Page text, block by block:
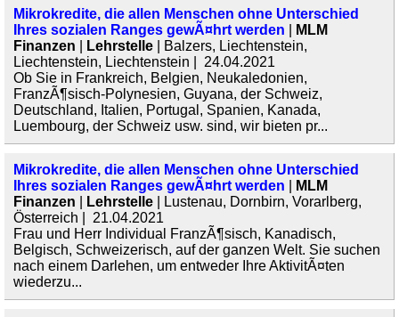
Mikrokredite, die allen Menschen ohne Unterschied
Ihres sozialen Ranges gewÃ¤hrt werden
MLM
Finanzen
Lehrstelle | Balzers, Liechtenstein,
Liechtenstein, Liechtenstein | 24.04.2021
Ob Sie in Frankreich, Belgien, Neukaledonien,
FranzÃ¶sisch-Polynesien, Guyana, der Schweiz,
Deutschland, Italien, Portugal, Spanien, Kanada,
Luembourg, der Schweiz usw. sind, wir bieten pr...
Mikrokredite, die allen Menschen ohne Unterschied
Ihres sozialen Ranges gewÃ¤hrt werden
MLM
Finanzen
Lehrstelle | Lustenau, Dornbirn, Vorarlberg,
Österreich | 21.04.2021
Frau und Herr Individual FranzÃ¶sisch, Kanadisch,
Belgisch, Schweizerisch, auf der ganzen Welt. Sie suchen
nach einem Darlehen, um entweder Ihre AktivitÃ¤ten
wiederzu...